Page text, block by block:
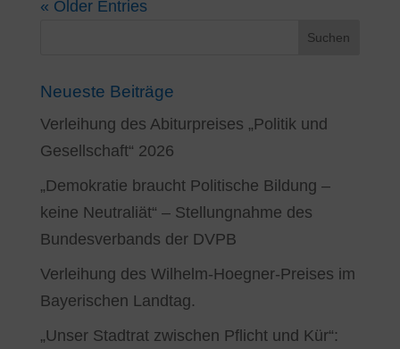
« Older Entries
Neueste Beiträge
Verleihung des Abiturpreises „Politik und
Gesellschaft“ 2026
„Demokratie braucht Politische Bildung –
keine Neutraliät“ – Stellungnahme des
Bundesverbands der DVPB
Verleihung des Wilhelm-Hoegner-Preises im
Bayerischen Landtag.
„Unser Stadtrat zwischen Pflicht und Kür“: